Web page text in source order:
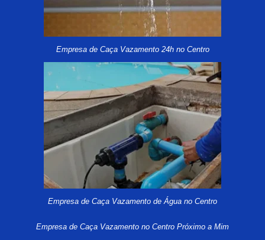
Empresa de Caça Vazamento 24h no Centro
Empresa de Caça Vazamento de Água no Centro
Empresa de Caça Vazamento no Centro Próximo a Mim